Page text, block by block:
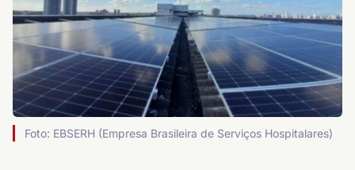
Foto: EBSERH (Empresa Brasileira de Serviços Hospitalares)